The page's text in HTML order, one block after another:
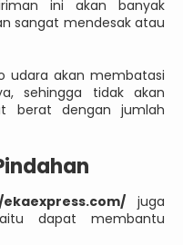
ini akan banyak
sangat mendesak atau
udara akan membatasi
sehingga tidak akan
berat dengan jumlah
juga
dapat membantu